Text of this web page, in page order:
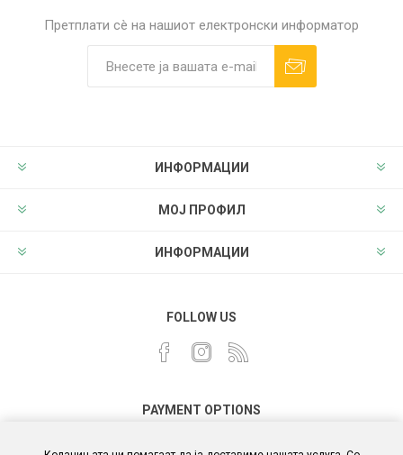
Претплати сè на нашиот електронски информатор
ИНФОРМАЦИИ
МОЈ ПРОФИЛ
ИНФОРМАЦИИ
FOLLOW US
PAYMENT OPTIONS